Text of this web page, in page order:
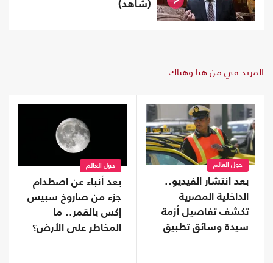
(شاهد)
المزيد في من هنا وهناك
حول العالم
بعد انتشار الفيديو..
الداخلية المصرية
تكشف تفاصيل أزمة
سيدة وسائق تطبيق
حول العالم
بعد أنباء عن اصطدام
جزء من صاروخ سبيس
إكس بالقمر.. ما
المخاطر على الأرض؟